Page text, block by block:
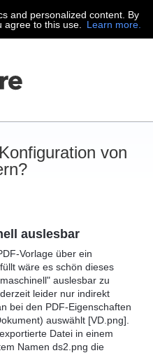
and personalized content. By
to this use.
Learn more.
von
auslesbar
Vorlage über ein
wäre es schön dieses
auslesbar zu
leider nur indirekt
bei den PDF-Eigenschaften
auswählt [VD.png].
Datei in einem
Namen ds2.png die